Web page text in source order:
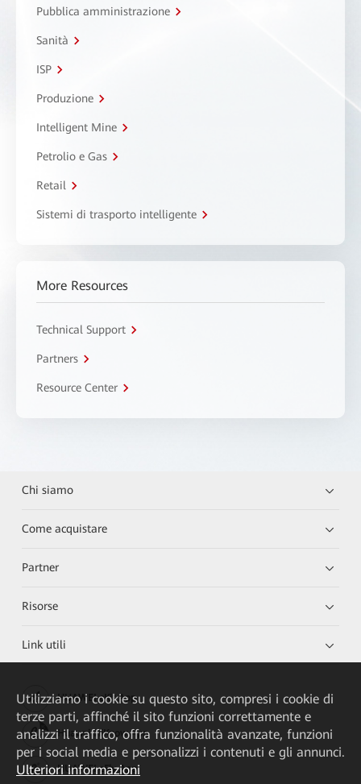
Pubblica amministrazione
Sanità
ISP
Produzione
Intelligent Mine
Petrolio e Gas
Retail
Sistemi di trasporto intelligente
More Resources
Technical Support
Partners
Resource Center
Chi siamo
Come acquistare
Partner
Risorse
Link utili
HUAWEI eKit App
Huawei HiKnow App
HUAWEI eFly App
Utilizziamo i cookie su questo sito, compresi i cookie di
terze parti, affinché il sito funzioni correttamente e
analizzi il traffico, offra funzionalità avanzate, funzioni
per i social media e personalizzi i contenuti e gli annunci.
Ulteriori informazioni